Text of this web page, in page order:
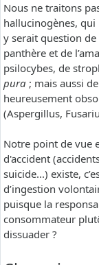
Nous ne traitons
hallucinogènes,
y serait question de
panthère et de
psilocybes, de
pura ; mais aussi
heureusement
(Aspergillus,
Notre point de vue
d'accident
suicide...) existe,
d’ingestion
puisque la
consommateur
dissuader ?